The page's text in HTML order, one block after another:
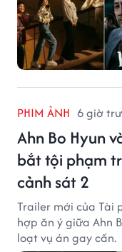
PHIM ẢNH 6 giờ
Ahn Bo Hyun
bắt tội phạm
cảnh sát 2
Trailer mới của Tài
hợp ăn ý giữa Ahn
loạt vụ án gay cấn.